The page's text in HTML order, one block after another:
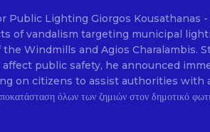
Public Lighting Giorgos Kousathanas -
of vandalism targeting municipal
Windmills and Agios Charalambis.
public safety, he announced
on citizens to assist authorities with